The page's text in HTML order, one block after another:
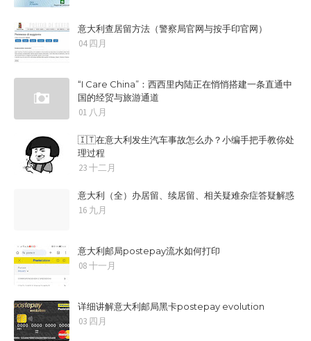
意大利查居留方法（警察局官网与按手印官网）
04 四月
“I Care China”：西西里内陆正在悄悄搭建一条直通中
国的经贸与旅游通道
01 八月
🇮🇹在意大利发生汽车事故怎么办？小编手把手教你处
理过程
23 十二月
意大利（全）办居留、续居留、相关疑难杂症答疑解惑
16 九月
意大利邮局postepay流水如何打印
08 十一月
详细讲解意大利邮局黑卡postepay evolution
03 四月